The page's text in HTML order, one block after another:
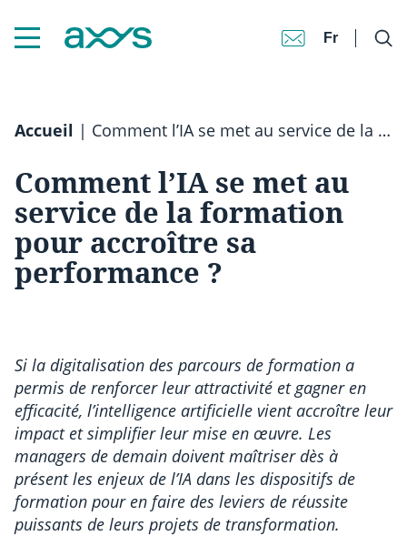
Fr
Accueil | Comment l’IA se met au service de la formation pour accroître sa performance ?
Comment l’IA se met au
service de la formation
pour accroître sa
performance ?
Si la digitalisation des parcours de formation a
permis de renforcer leur attractivité et gagner en
efficacité, l’intelligence artificielle vient accroître leur
impact et simplifier leur mise en œuvre. Les
managers de demain doivent maîtriser dès à
présent les enjeux de l’IA dans les dispositifs de
formation pour en faire des leviers de réussite
puissants de leurs projets de transformation.